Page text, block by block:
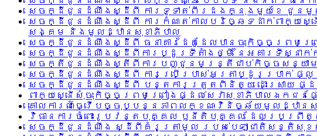
សេចក្ដីជូនដំណឹងស្ដីពី ការទូទាត់ពីរដងក្នុងមួយខែ ជូនមូល
សេចក្ដីជូនដំណឹងស្ដីពី ការកំណត់កាលបរិច្ឆេទដាក់ពាក្យស្ន
សង្គម និងមូលដ្ឋានសុខាភិបាល
សេចក្ដីជូនដំណឹងស្ដីពី ធនាគារដៃគូដែលបានចុះកិច្ចព្រមព្
សេចក្ដីជូនដំណឹងស្ដីពីការប្ដូរទីតាំងថ្មី នៃអគារទីស្នាក់
សេចក្តីជូនដំណឹងស្តីពីការបញ្ជូនមន្រ្តីជាប់កិច្ចសន្យាម
សេចក្ដីជូនដំណឹងស្ដីពី ការប្រើប្រាស់អត្រាប្ដូរប្រាក់ ផ្
សេចក្ដីជូនដំណឹងស្ដីពី បន្តការត្រួតពិនិត្យ ដោះស្រាយ ផ្
ពាក្យស្នើសុំចុះកិច្ចព្រមព្រៀងផ្ដល់សេវាសុខាភិបាលឯកជនផ្
គោលការណ៍ធ្វើបច្ចុប្បន្នភាពលក្ខណៈវិនិច្ឆ័យមួលដ្ឋានសុ
វិធានការចំពោះរូបវន្តបុគ្គល ឫនីតិបុគ្គល ដែលប្រព្រឹ
សេចក្ដីជូនដំណឹង ស្ដីពីគំរូត្រាមូល របស់បេឡាជាតិសន្តិសុ